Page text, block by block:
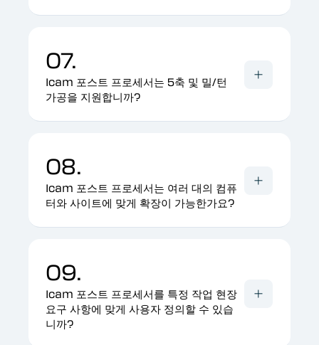
07.
Icam 포스트 프로세서는 5축 및 밀/턴
가공을 지원합니까?
08.
Icam 포스트 프로세서는 여러 대의 컴퓨
터와 사이트에 맞게 확장이 가능한가요?
09.
Icam 포스트 프로세서를 특정 작업 현장
요구 사항에 맞게 사용자 정의할 수 있습
니까?